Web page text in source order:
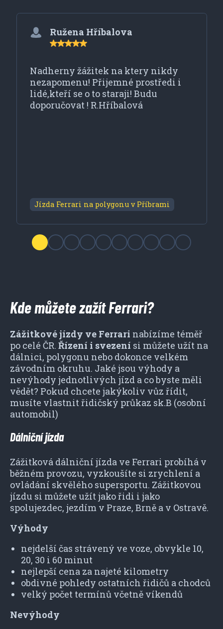
Co říkají naši zákazníci
Ružena Hříbalova
Nadherny žážitek na ktery nikdy
nezapomenu! Přijemné prostředi i
lidé,kteří se o to staraji! Budu
doporučovat ! R.Hříbalová
Jízda Ferrari na polygonu v Příbrami
Kde můžete zažít Ferrari?
Zážitkové jízdy ve Ferrari nabízíme téměř
po celé ČR. Řízení i svezení si můžete užít na
dálnici, polygonu nebo dokonce velkém
závodním okruhu. Jaké jsou výhody a
nevýhody jednotlivých jízd a co byste měli
vědět? Pokud chcete jakýkoliv vůz řídit,
musíte vlastnit řidičský průkaz sk.B (osobní
automobil)
Dálniční jízda
Zážitková dálniční jízda ve Ferrari probíhá v
běžném provozu, vyzkoušíte si zrychlení a
ovládání skvělého supersportu. Zážitkovou
jízdu si můžete užít jako řidi i jako
spolujezdec, jezdím v Praze, Brně a v Ostravě.
Výhody
nejdelší čas strávený ve voze, obvykle 10,
20, 30 i 60 minut
nejlepší cena za najeté kilometry
obdivné pohledy ostatních řidičů a chodců
velký počet termínů včetně víkendů
Nevýhody